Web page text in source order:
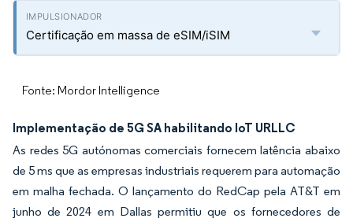
Certificação em massa de eSIM/iSIM
Fonte: Mordor Intelligence
Implementação de 5G SA habilitando IoT URLLC
As redes 5G autónomas comerciais fornecem latência abaixo
de 5 ms que as empresas industriais requerem para automação
em malha fechada. O lançamento do RedCap pela AT&T em
junho de 2024 em Dallas permitiu que os fornecedores de